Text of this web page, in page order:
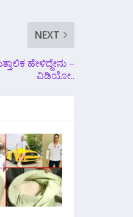
NEXT
ಹೇಳಿದ್ದೇನು –
ವಿಡಿಯೋ..